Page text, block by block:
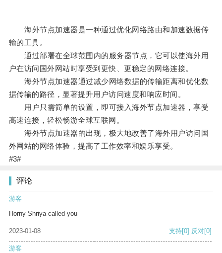
海外节点加速器是一种通过优化网络路由和加速数据传
输的工具。
通过部署在全球范围内的服务器节点，它可以使海外用
户在访问国外网站时享受到更快、更稳定的网络连接。
海外节点加速器通过减少网络数据的传输距离和优化数
据传输的路径，显著提升用户访问速度和响应时间。
用户只需简单的设置，即可接入海外节点加速器，享受
高速连接，轻松畅游全球互联网。
海外节点加速器的出现，极大地改善了海外用户访问国
外网站的网络体验，提高了工作效率和娱乐享受。
#3#
评论
游客
Horny Shriya called you
2023-01-08 支持[0] 反对[0]
游客